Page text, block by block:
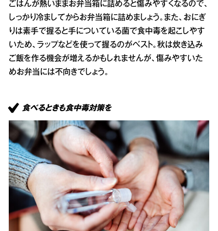
ごはんが熱いままお弁当箱に詰めると傷みやすくなるので、
しっかり冷ましてからお弁当箱に詰めましょう。また、おにぎ
りは素手で握ると手についている菌で食中毒を起こしやす
いため、ラップなどを使って握るのがベスト。秋は炊き込み
ご飯を作る機会が増えるかもしれませんが、傷みやすいた
めお弁当には不向きでしょう。
食べるときも食中毒対策を